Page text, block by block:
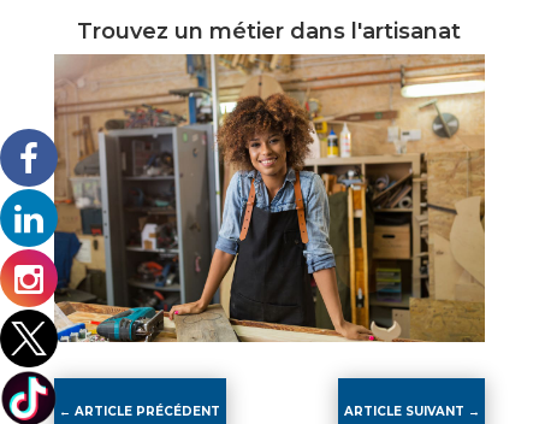
Trouvez un métier dans l'artisanat
←ARTICLE PRÉCÉDENT ARTICLE SUIVANT →